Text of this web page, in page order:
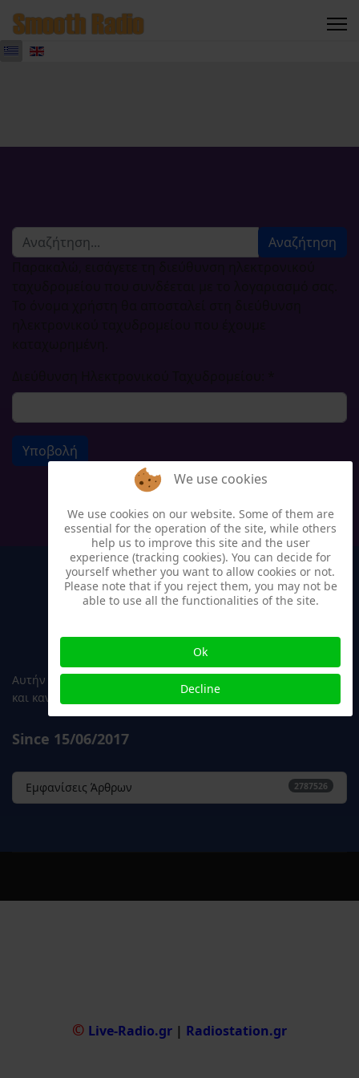
Αναζήτηση...
Αναζήτηση
Υποβολή
Αυτήν τη στιγμή επισκέπτονται τον ιστότοπό μας 44 guests
και κανένα μέλος
Since 15/06/2017
Εμφανίσεις Άρθρων 2787526
© Live-Radio.gr | Radiostation.gr
We use cookies
We use cookies on our website. Some of them are
essential for the operation of the site, while others
help us to improve this site and the user
experience (tracking cookies). You can decide for
yourself whether you want to allow cookies or not.
Please note that if you reject them, you may not be
able to use all the functionalities of the site.
Ok
Decline